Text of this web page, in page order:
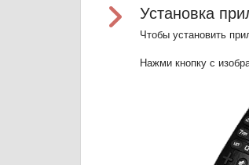
Установка
Чтобы установить
Нажми кнопку с